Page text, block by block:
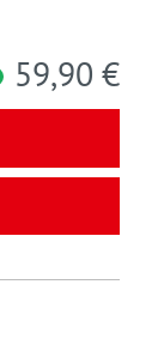
59,90 €